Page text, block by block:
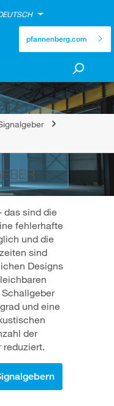
pfannenberg.com
das sind die
fehlerhafte
und die
sind
Designs
und eine
der
reduziert.